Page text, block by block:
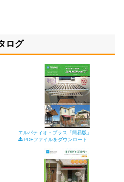
ログ
エルパティオ・プラス「簡易版」
PDFファイルをダウンロード